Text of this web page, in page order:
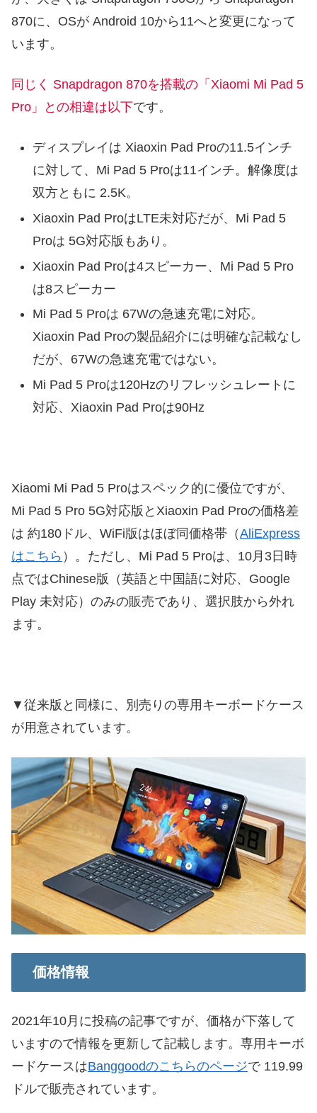
870に、OSが Android 10から11へと変更になって
います。
同じく Snapdragon 870を搭載の「Xiaomi Mi Pad 5
Pro」との相違は以下です。
ディスプレイは Xiaoxin Pad Proの11.5インチ
に対して、Mi Pad 5 Proは11インチ。解像度は
双方ともに 2.5K。
Xiaoxin Pad ProはLTE未対応だが、Mi Pad 5
Proは 5G対応版もあり。
Xiaoxin Pad Proは4スピーカー、Mi Pad 5 Pro
は8スピーカー
Mi Pad 5 Proは 67Wの急速充電に対応。
Xiaoxin Pad Proの製品紹介には明確な記載なし
だが、67Wの急速充電ではない。
Mi Pad 5 Proは120Hzのリフレッシュレートに
対応、Xiaoxin Pad Proは90Hz
Xiaomi Mi Pad 5 Proはスペック的に優位ですが、
Mi Pad 5 Pro 5G対応版とXiaoxin Pad Proの価格差
は 約180ドル、WiFi版はほぼ同価格帯（AliExpress
はこちら ）。ただし、Mi Pad 5 Proは、10月3日時
点ではChinese版（英語と中国語に対応、Google
Play 未対応）のみの販売であり、選択肢から外れ
ます。
▼従来版と同様に、別売りの専用キーボードケース
が用意されています。
価格情報
2021年10月に投稿の記事ですが、価格が下落して
いますので情報を更新して記載します。専用キーボ
ードケースはBanggoodのこちらのページで 119.99
ドルで販売されています。